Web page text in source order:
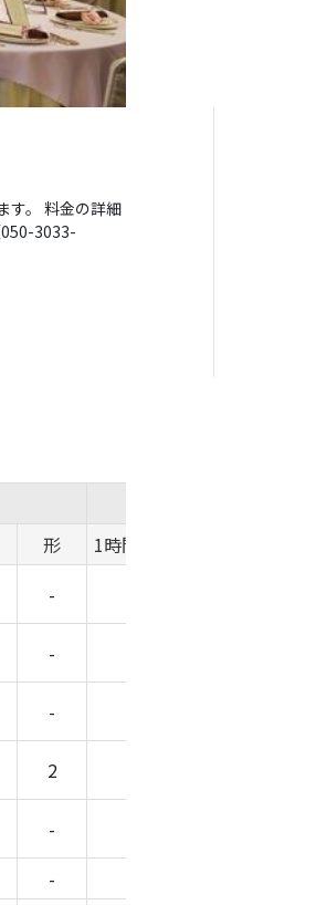
す。 料金の詳細
050-3033-
形 1時間料金(円)
-
-
-
2
-
-